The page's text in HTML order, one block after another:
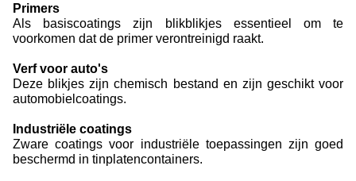
Primers
Als basiscoatings zijn blikblikjes essentieel om te
voorkomen dat de primer verontreinigd raakt.
Verf voor auto's
Deze blikjes zijn chemisch bestand en zijn geschikt voor
automobielcoatings.
Industriële coatings
Zware coatings voor industriële toepassingen zijn goed
beschermd in tinplatencontainers.